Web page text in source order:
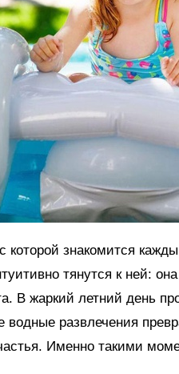
знакомится
тянутся к ней:
В жаркий летний день
водные развлечения
Именно такими